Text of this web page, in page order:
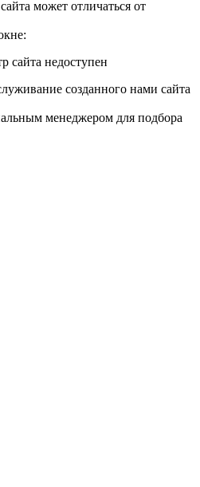
может отличаться от
сайта недоступен
созданного нами сайта
менеджером для подбора